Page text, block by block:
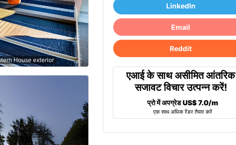
House exterior
LinkedIn
Email
Reddit
एआई के साथ असीमित आंतरिक
सजावट विचार उत्पन्न करें!
प्रो में अपग्रेडUS$ 7.0/m
एक साथ अधिक रेंडर तैयार करें